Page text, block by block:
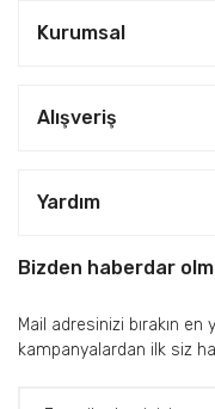
Kurumsal
Alışveriş
Yardım
Bizden haberdar
Mail adresinizi bırakın
kampanyalardan ilk siz